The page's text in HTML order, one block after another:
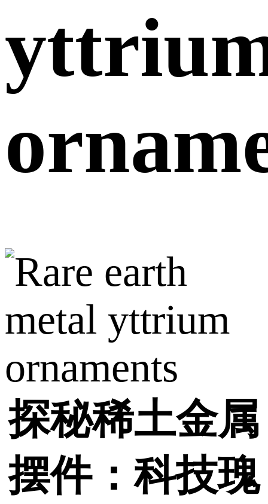
探秘稀土金属
摆件：科技瑰